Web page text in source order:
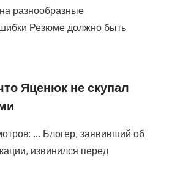
разнообразные
Резюме должно быть
Яценюк не скупал
… Блогер, заявивший об
извинился перед